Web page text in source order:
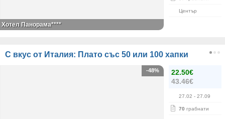
Център
Хотел Панорама****
С вкус от Италия: Плато със 50 или 100 хапки
22.50€
43.46€
27.02 - 27.09
70 грабнати
-48%